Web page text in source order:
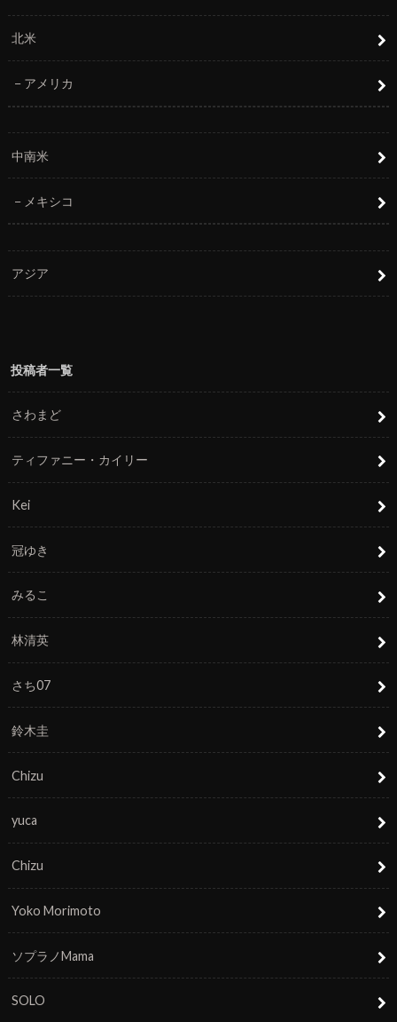
北米
アメリカ
中南米
メキシコ
アジア
投稿者一覧
さわまど
ティファニー・カイリー
Kei
冠ゆき
みるこ
林清英
さち07
鈴木圭
Chizu
yuca
Chizu
Yoko Morimoto
ソプラノMama
SOLO